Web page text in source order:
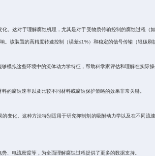
。这对于理解腐蚀机理，尤其是对于受物质传输控制的腐蚀过程
。该装置的高精度转速控制（误差≤1%）和稳定的信号传输（银碳刷
够模拟这些环境中的流体动力学特征，帮助科学家评估和理解在实际操
的腐蚀速率以及比较不同材料或腐蚀保护策略的效果非常关键。
变化。这种方法特别适用于研究抑制剂的吸附动力学以及在不同
、电流密度等，为全面理解腐蚀过程提供了更多的数据支持。